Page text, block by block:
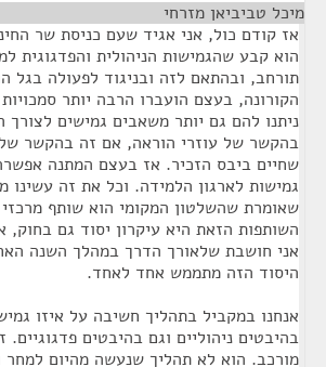
מיכל טביביאן מזרחי
אז קודם כול, אני אגיד שעם כניסת שר
הוא קבע שהגמישות הניהולית והפדגוגית
תורחב, ובהתאם לזה ובניגוד לפעולה בגל
הקורונה, בעצם הועברו הרבה יותר
ניתנו להם גם יותר משאבים גמישים לצורך
בהקשר של עוזרי הוראה, אם זה בהקשר של
שחיים ביבס הזכיר. אז בעצם המתנה
גמישות לארגון הלמידה. וכל את זה עשינו
שאומרת שהשלטון המקומי הוא שותף
השותפות הזאת היא עיקרון יסוד גם
אני חושבת שלאורך הדרך במהלך השנה
היסוד הזה מתממש אחד לאחד.
אנחנו במקביל בתהליך חשיבה על איזו
בהיבטים ניהוליים וגם בהיבטים
מורכב. הוא לא תהליך שנעשה מהיום למחר